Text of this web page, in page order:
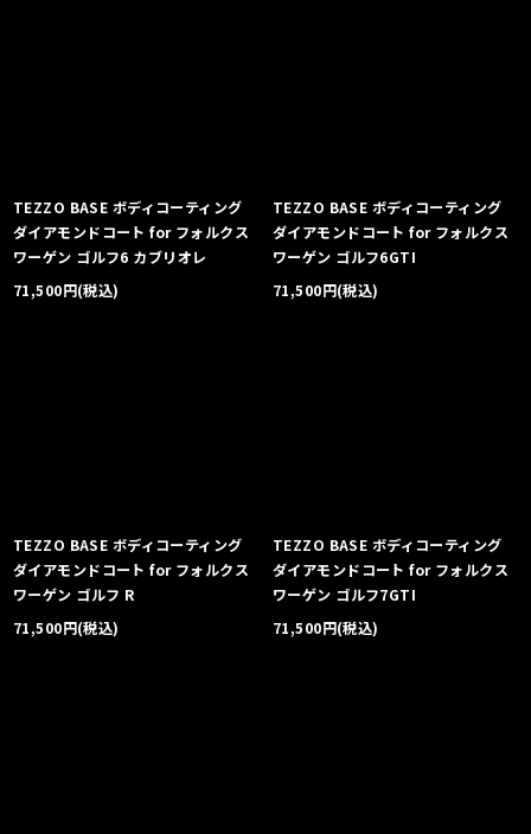
TEZZO BASE ボディコーティング
ダイアモンドコート for フォルクス
ワーゲン ゴルフ6 カブリオレ
71,500円(税込)
TEZZO BASE ボディコーティング
ダイアモンドコート for フォルクス
ワーゲン ゴルフ6GTI
71,500円(税込)
TEZZO BASE ボディコーティング
ダイアモンドコート for フォルクス
ワーゲン ゴルフ R
71,500円(税込)
TEZZO BASE ボディコーティング
ダイアモンドコート for フォルクス
ワーゲン ゴルフ7GTI
71,500円(税込)